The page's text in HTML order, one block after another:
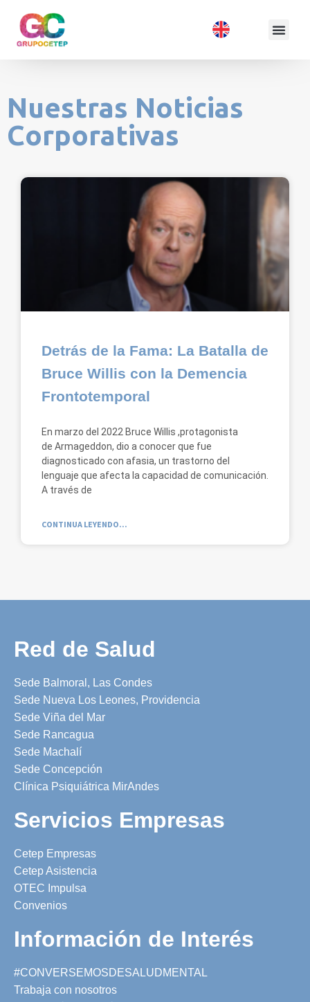
Nuestras Noticias
Corporativas
Detrás de la Fama: La Batalla de
Bruce Willis con la Demencia
Frontotemporal
En marzo del 2022 Bruce Willis ,protagonista
de Armageddon, dio a conocer que fue
diagnosticado con afasia, un trastorno del
lenguaje que afecta la capacidad de comunicación.
A través de
CONTINUA LEYENDO...
Red de Salud
Sede Balmoral, Las Condes
Sede Nueva Los Leones, Providencia
Sede Viña del Mar
Sede Rancagua
Sede Machalí
Sede Concepción
Clínica Psiquiátrica MirAndes
Servicios Empresas
Cetep Empresas
Cetep Asistencia
OTEC Impulsa
Convenios
Información de Interés
#CONVERSEMOSDESALUDMENTAL
Trabaja con nosotros